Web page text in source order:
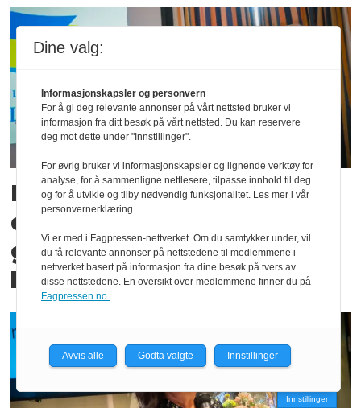
Debatt om lokalavis-
debatten: – Hvis man ikke
går inn for å hente folk, så
blir man en postkasse
Innstillinger
Dine valg:
Informasjonskapsler og personvern
For å gi deg relevante annonser på vårt nettsted bruker vi
informasjon fra ditt besøk på vårt nettsted. Du kan reservere
deg mot dette under "Innstillinger".
For øvrig bruker vi informasjonskapsler og lignende verktøy for
analyse, for å sammenligne nettlesere, tilpasse innhold til deg
og for å utvikle og tilby nødvendig funksjonalitet. Les mer i vår
personvernerklæring.
Vi er med i Fagpressen-nettverket. Om du samtykker under, vil
du få relevante annonser på nettstedene til medlemmene i
nettverket basert på informasjon fra dine besøk på tvers av
disse nettstedene. En oversikt over medlemmene finner du på
Fagpressen.no.
Avvis alle Godta valgte Innstillinger